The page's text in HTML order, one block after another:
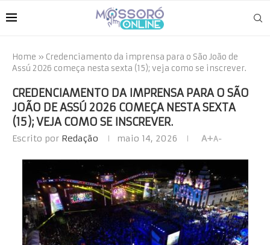
Home » Credenciamento da imprensa para o São João de
Assú 2026 começa nesta sexta (15); veja como se inscrever.
CREDENCIAMENTO DA IMPRENSA PARA O SÃO
JOÃO DE ASSÚ 2026 COMEÇA NESTA SEXTA
(15); VEJA COMO SE INSCREVER.
Escrito por Redação maio 14, 2026 A+A-